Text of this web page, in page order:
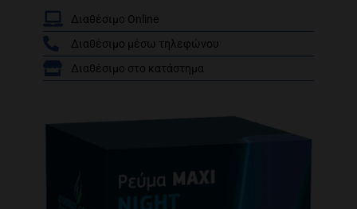
/
Διαθέσιμο Online
Διαθέσιμο μέσω τηλεφώνου
Διαθέσιμο στο κατάστημα